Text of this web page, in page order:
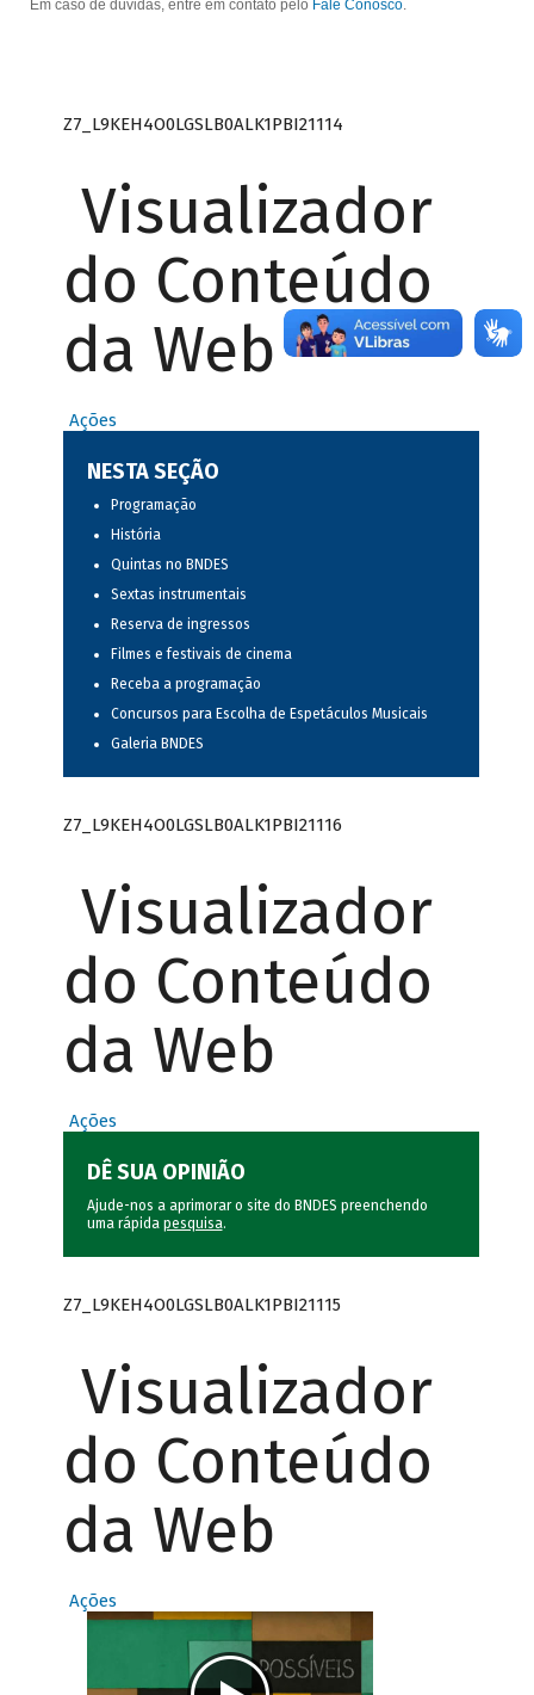
Em caso de dúvidas, entre em contato pelo Fale Conosco.
Z7_L9KEH4O0LGSLB0ALK1PBI21114
Visualizador
do Conteúdo
da Web
Ações
NESTA SEÇÃO
Programação
História
Quintas no BNDES
Sextas instrumentais
Reserva de ingressos
Filmes e festivais de cinema
Receba a programação
Concursos para Escolha de Espetáculos Musicais
Galeria BNDES
Z7_L9KEH4O0LGSLB0ALK1PBI21116
Visualizador
do Conteúdo
da Web
Ações
DÊ SUA OPINIÃO
Ajude-nos a aprimorar o site do BNDES preenchendo
uma rápida pesquisa.
Z7_L9KEH4O0LGSLB0ALK1PBI21115
Visualizador
do Conteúdo
da Web
Ações